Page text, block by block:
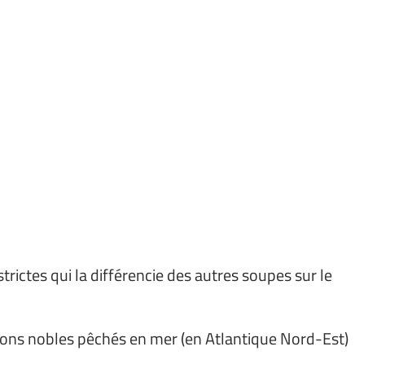
qui la différencie des autres soupes sur le
nobles pêchés en mer (en Atlantique Nord-Est)